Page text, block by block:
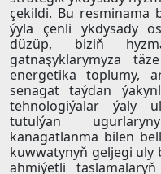
çekildi. Bu resminama
ýyla çenli ykdysady
düzüp, biziň
gatnaşyklarymyza
energetika toplumy,
senagat taýdan
tehnologiýalar ýaly
tutulýan
kanagatlanma bilen
kuwwatynyň geljegi
ähmiýetli